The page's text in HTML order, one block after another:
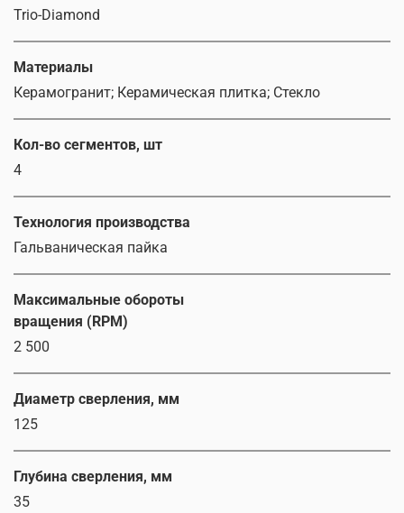
Trio-Diamond
Материалы
Керамогранит; Керамическая плитка; Стекло
Кол-во сегментов, шт
4
Технология производства
Гальваническая пайка
Максимальные обороты
вращения (RPM)
2 500
Диаметр сверления, мм
125
Глубина сверления, мм
35